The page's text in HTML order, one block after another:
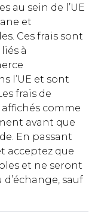
au sein de l’UE
et
Ces frais sont
à
l’UE et sont
frais de
comme
avant que
En passant
acceptez que
et ne seront
sauf